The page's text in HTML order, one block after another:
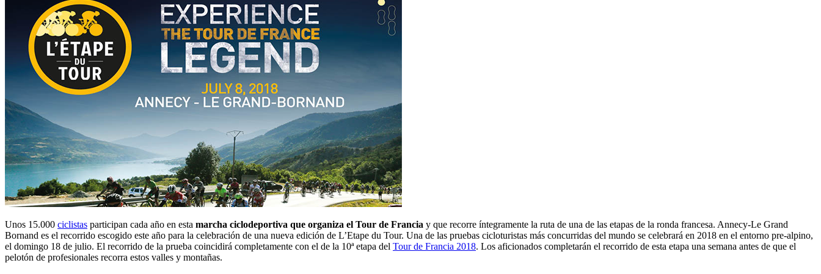
Unos 15.000 ciclistas participan cada año en esta marcha ciclodeportiva que organiza el Tour de Francia y que recorre íntegramente la ruta de una de las etapas de la ronda francesa. Annecy-Le Grand
Bornand es el recorrido escogido este año para la celebración de una nueva edición de L’Etape du Tour. Una de las pruebas cicloturistas más concurridas del mundo se celebrará en 2018 en el entorno pre-alpino,
el domingo 18 de julio. El recorrido de la prueba coincidirá completamente con el de la 10ª etapa del Tour de Francia 2018. Los aficionados completarán el recorrido de esta etapa una semana antes de que el
pelotón de profesionales recorra estos valles y montañas.